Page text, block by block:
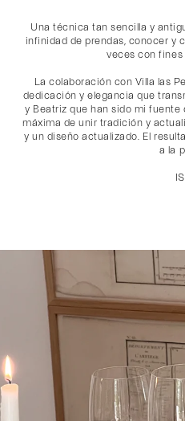
Una técnica tan sencilla y
infinidad de prendas, conocer y
veces con
La colaboración con Villa las
dedicación y elegancia que
y Beatriz que han sido mi
máxima de unir tradición y
y un diseño actualizado. El
a la